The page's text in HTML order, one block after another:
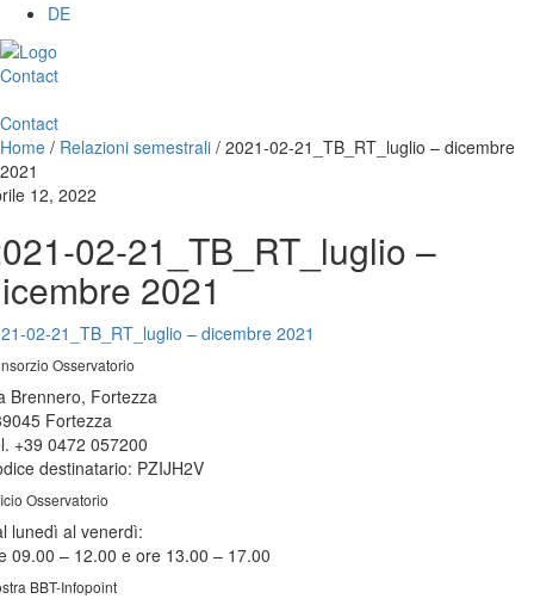
DE
Contact
Contact
Home / Relazioni semestrali / 2021-02-21_TB_RT_luglio – dicembre
2021
12, 2022
02-21_TB_RT_luglio –
2021
02-21_TB_RT_luglio – dicembre 2021
Osservatorio
Brennero, Fortezza
Fortezza
+39 0472 057200
destinatario: PZIJH2V
Osservatorio
lunedì al venerdì:
09.00 – 12.00 e ore 13.00 – 17.00
BBT-Infopoint